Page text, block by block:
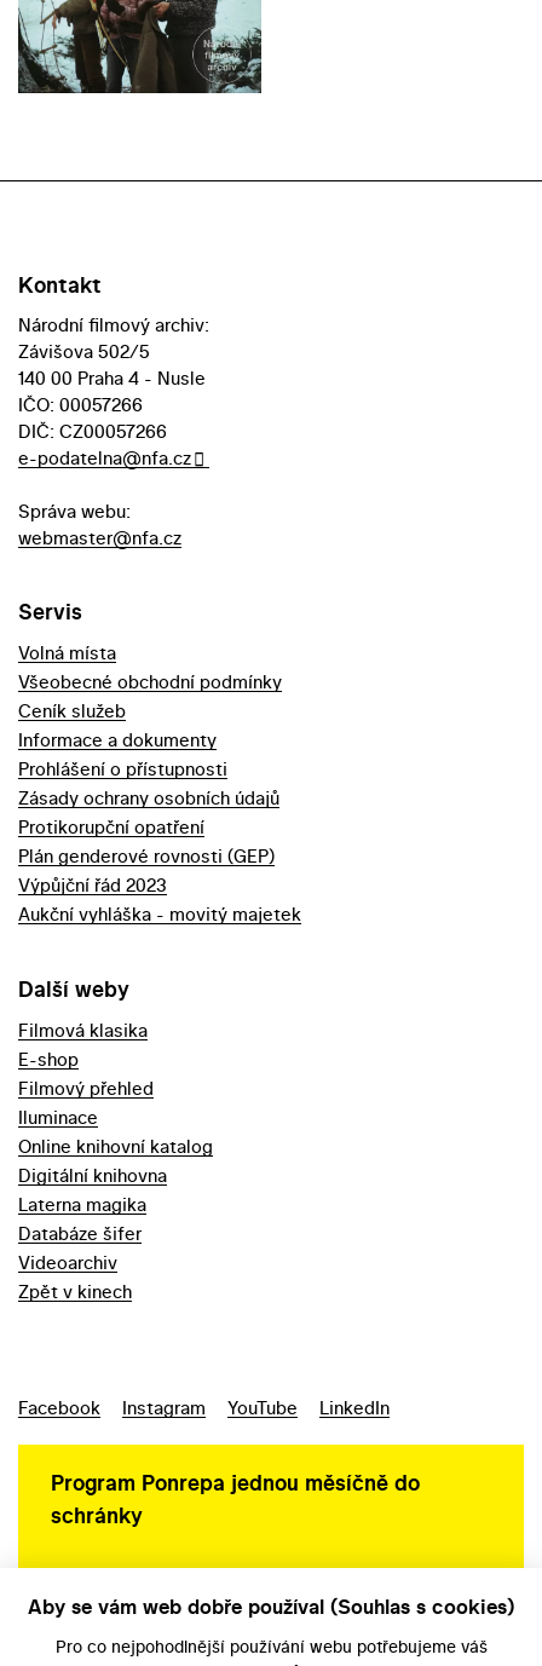
Kontakt
Národní filmový archiv:
Závišova 502/5
140 00 Praha 4 - Nusle
IČO: 00057266
DIČ: CZ00057266
e-podatelna@nfa.cz
Správa webu:
webmaster@nfa.cz
Servis
Volná místa
Všeobecné obchodní podmínky
Ceník služeb
Informace a dokumenty
Prohlášení o přístupnosti
Zásady ochrany osobních údajů
Protikorupční opatření
Plán genderové rovnosti (GEP)
Výpůjční řád 2023
Aukční vyhláška - movitý majetek
Další weby
Filmová klasika
E-shop
Filmový přehled
Iluminace
Online knihovní katalog
Digitální knihovna
Laterna magika
Databáze šifer
Videoarchiv
Zpět v kinech
Facebook Instagram YouTube LinkedIn
Program Ponrepa jednou měsíčně do
schránky
Aby se vám web dobře používal (Souhlas s cookies)
Pro co nejpohodlnější používání webu potřebujeme váš